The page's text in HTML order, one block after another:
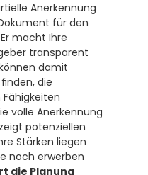
Anerkennung
für den
macht Ihre
transparent
damit
die
volle Anerkennung
potenziellen
Stärken liegen
noch erwerben
die Planung